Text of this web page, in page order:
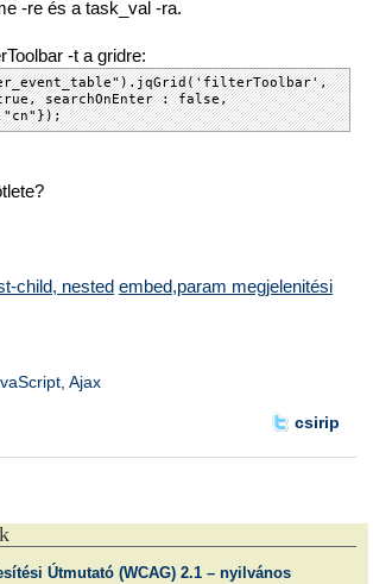
-re és a task_val -ra.
-t a gridre:
searchOnEnter : false,
"cn"});
child, nested embed,param megjelenitési
Ajax
csirip
Útmutató (WCAG) 2.1 – nyilvános